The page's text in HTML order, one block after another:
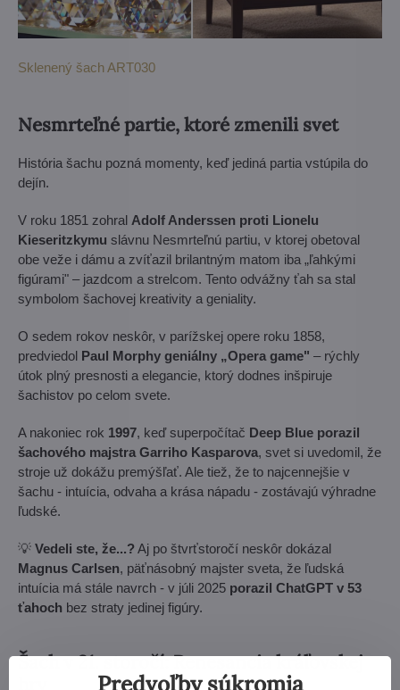
Sklenený šach ART030
Nesmrteľné partie, ktoré zmenili svet
História šachu pozná momenty, keď jediná partia vstúpila do
dejín.
V roku 1851 zohral Adolf Anderssen proti Lionelu
Kieseritzkymu slávnu Nesmrteľnú partiu, v ktorej obetoval
obe veže i dámu a zvíťazil brilantným matom iba „ľahkými
figúrami" – jazdcom a strelcom. Tento odvážny ťah sa stal
symbolom šachovej kreativity a geniality.
O sedem rokov neskôr, v parížskej opere roku 1858,
predviedol Paul Morphy geniálny „Opera game" – rýchly
útok plný presnosti a elegancie, ktorý dodnes inšpiruje
šachistov po celom svete.
A nakoniec rok 1997, keď superpočítač Deep Blue porazil
šachového majstra Garriho Kasparova, svet si uvedomil, že
stroje už dokážu premýšľať. Ale tiež, že to najcennejšie v
šachu - intuícia, odvaha a krása nápadu - zostávajú výhradne
ľudské.
💡 Vedeli ste, že...?Aj po štvrťstoročí neskôr dokázal
Magnus Carlsen, päťnásobný majster sveta, že ľudská
intuícia má stále navrch - v júli 2025 porazil ChatGPT v 53
ťahoch bez straty jedinej figúry.
Šach v 21. storočí: Renesancia kráľovskej
Predvoľby súkromia